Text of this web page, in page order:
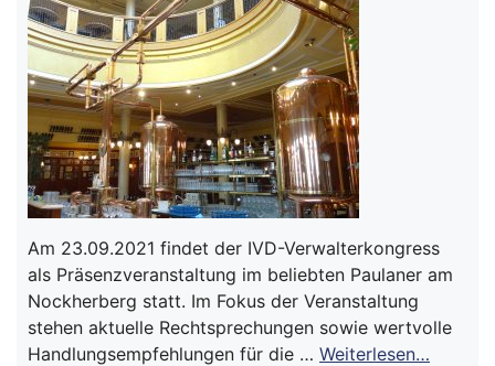
Am 23.09.2021 findet der IVD-Verwalterkongress
als Präsenzveranstaltung im beliebten Paulaner am
Nockherberg statt. Im Fokus der Veranstaltung
stehen aktuelle Rechtsprechungen sowie wertvolle
Handlungsempfehlungen für die … Weiterlesen…